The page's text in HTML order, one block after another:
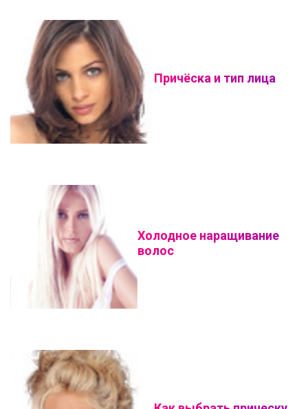
Причёска и тип лица
Холодное наращивание
волос